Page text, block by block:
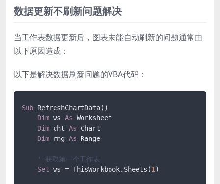
数据更新不刷新问题解决
当工作表数据更新后，图表未能自动刷新的问题通常由
以下原因造成：
以下是解决数据刷新问题的VBA代码：
Sub RefreshChartData()
Dim ws As Worksheet
Dim cht As Chart
Dim rng As Range
' 获取第一个工作表
Set ws = ThisWorkbook.Sheets(1 )